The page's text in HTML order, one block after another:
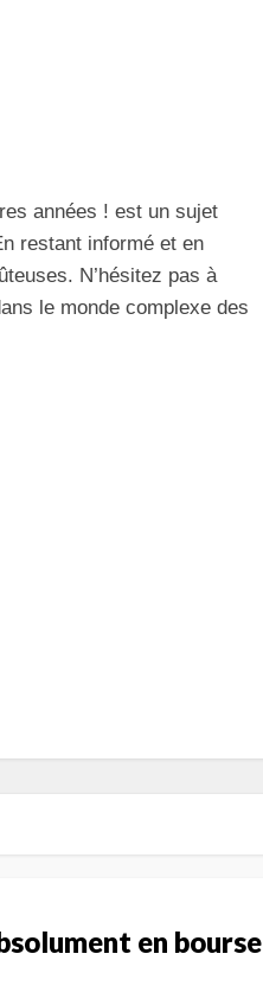
années ! est un sujet
restant informé et en
N’hésitez pas à
le monde complexe des
en bourse